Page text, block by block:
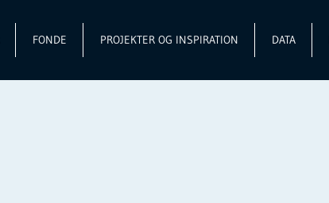
FONDE PROJEKTER OG INSPIRATION DATA